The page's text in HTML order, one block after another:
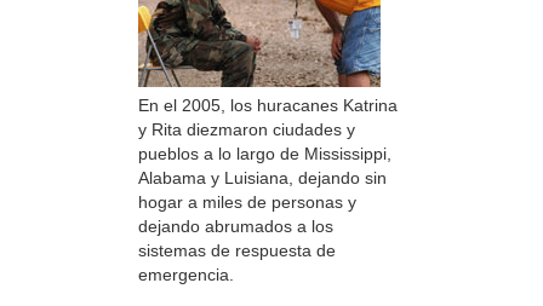
En el 2005, los huracanes Katrina
y Rita diezmaron ciudades y
pueblos a lo largo de Mississippi,
Alabama y Luisiana, dejando sin
hogar a miles de personas y
dejando abrumados a los
sistemas de respuesta de
emergencia.